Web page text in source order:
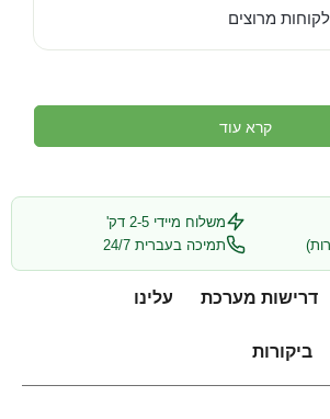
קרא עוד
משלוח מיידי 2-5 דק'
תמיכה בעברית 24/7
דרישות מערכת עלינו
ביקורות